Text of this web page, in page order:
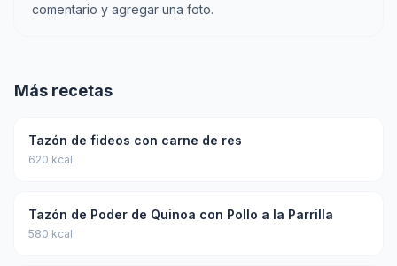
comentario y agregar una foto.
Más recetas
Tazón de fideos con carne de res
620 kcal
Tazón de Poder de Quinoa con Pollo a la Parrilla
580 kcal